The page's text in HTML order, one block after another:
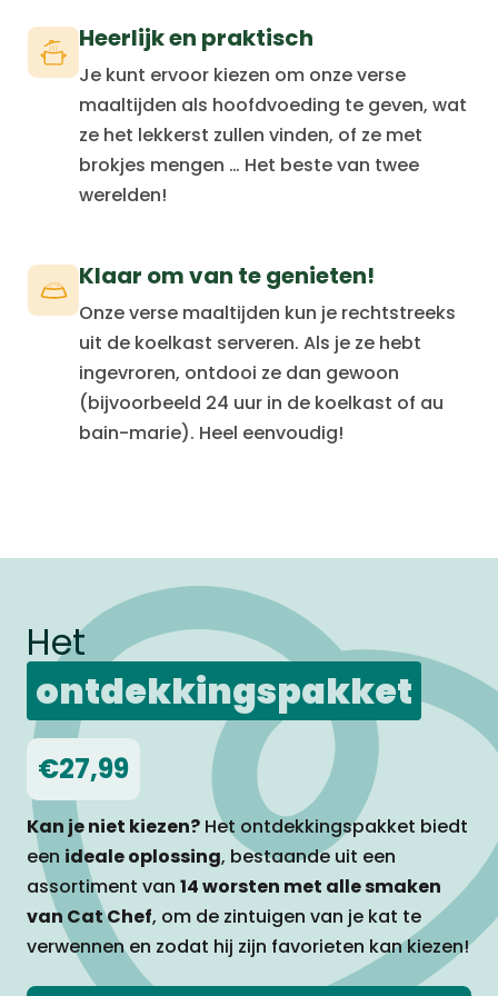
Heerlijk en praktisch
Je kunt ervoor kiezen om onze verse
maaltijden als hoofdvoeding te geven, wat
ze het lekkerst zullen vinden, of ze met
brokjes mengen … Het beste van twee
werelden!
Klaar om van te genieten!
Onze verse maaltijden kun je rechtstreeks
uit de koelkast serveren. Als je ze hebt
ingevroren, ontdooi ze dan gewoon
(bijvoorbeeld 24 uur in de koelkast of au
bain-marie). Heel eenvoudig!
Het
ontdekkingspakket
€27,99
Kan je niet kiezen? Het ontdekkingspakket biedt
een ideale oplossing, bestaande uit een
assortiment van 14 worsten met alle smaken
van Cat Chef, om de zintuigen van je kat te
verwennen en zodat hij zijn favorieten kan kiezen!